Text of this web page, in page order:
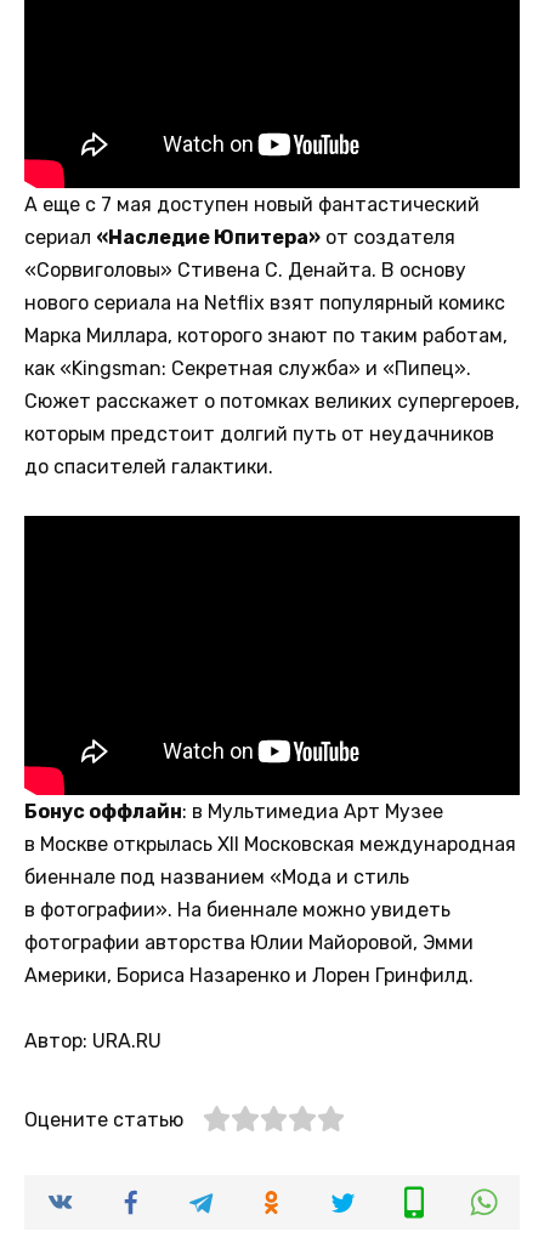
А еще с 7 мая доступен новый фантастический
сериал «Наследие Юпитера» от создателя
«Сорвиголовы» Стивена С. Денайта. В основу
нового сериала на Netflix взят популярный комикс
Марка Миллара, которого знают по таким работам,
как «Kingsman: Секретная служба» и «Пипец».
Сюжет расскажет о потомках великих супергероев,
которым предстоит долгий путь от неудачников
до спасителей галактики.
Бонус оффлайн: в Мультимедиа Арт Музее
в Москве открылась XII Московская международная
биеннале под названием «Мода и стиль
в фотографии». На биеннале можно увидеть
фотографии авторства Юлии Майоровой, Эмми
Америки, Бориса Назаренко и Лорен Гринфилд.
Автор: URA.RU
Оцените статью